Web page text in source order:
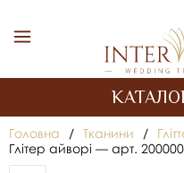
Головна / Тканини /
Глітер айворі — арт.